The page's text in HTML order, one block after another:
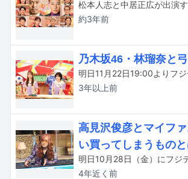
約3年前
乃木坂46・林瑠奈と
3年以上前
高見沢俊彦とマイフ
い買ってしまうもの
4年近く 前